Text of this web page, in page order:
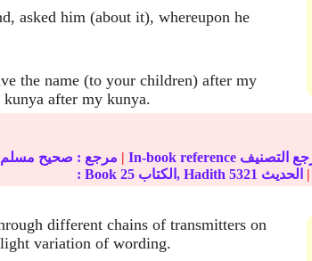
the name (to your children) after my
after my kunya.
مرجع : صحيح مسلم |
: Book 25 الكتاب, Hadith 5321 |
different chains of transmitters on
variation of wording.